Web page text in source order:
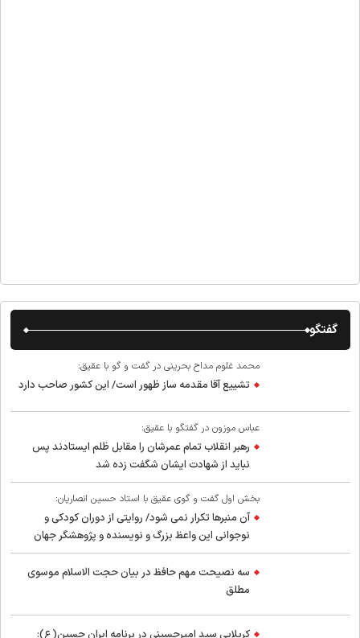
گفتگو
محمد غلوم مداح بحرینی در گفت و گو با عقیق:
تشییع آقا مقدمه ساز ظهور است/ این کشور صاحب دارد
عباس موزون در گفتگو با عقیق:
رهبر انقلاب تمام عمرشان را مقابل ظلم ایستادند پس
نباید از شهادت ایشان شگفت زده شد
بخش اول گفت و گوی عقیق با استاد حسین انصاریان:
آن منبرها تکرار نمی شود/ روایتی از دوران کودکی و
نوجوانی این واعظ بزرگ و نویسنده و پژوهشگر جهان
اسلام
سه نصیحت مهم حافظ در بیان حجت الاسلام موسوی
مطلق